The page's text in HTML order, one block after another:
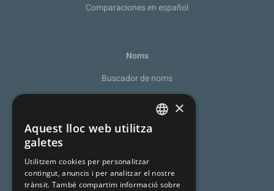
Comparaciones en español
Noms
Buscador de noms
Recomanador de noms
De la A a la Z
Cognoms catalansENGLISH
×
Aquest lloc web utilitza
galetes
Utilitzem cookies per personalitzar
contingut, anuncis i per analitzar el nostre
trànsit. També compartim informació sobre